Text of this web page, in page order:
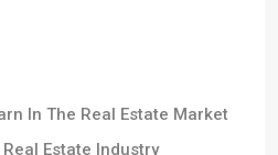
In The Real Estate Market
Estate Industry